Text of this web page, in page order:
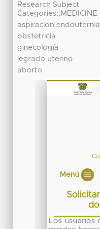
Research Subject
Categories::MEDICINE
aspiracion endouternia
obstetricia
ginecología
legrado uterino
aborto